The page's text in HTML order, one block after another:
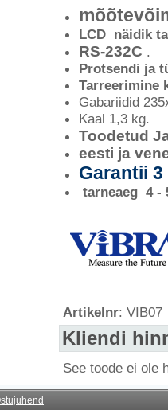
LCD näidik
RS-232C .
Protsendi ja
Tarreerimine
Gabariidid
Kaal 1,3 kg.
Toodetud
eesti ja
Garantii 3
tarneaeg 4 -
Artikelnr: VIB07
Kliendi
See toode ei ole